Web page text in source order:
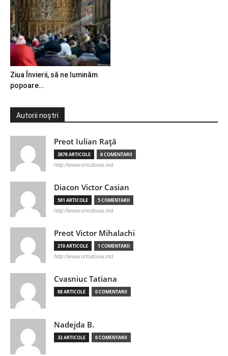
Ziua Învierii, să ne luminăm
popoare…
Autorii noștri
Preot Iulian Raţă
3878 ARTICOLE 6 COMENTARII
http://www.ortodoxia.md
Diacon Victor Casian
581 ARTICOLE 5 COMENTARII
http://www.ortodoxia.md
Preot Victor Mihalachi
210 ARTICOLE 1 COMENTARII
http://www.ortodoxia.md
Cvasniuc Tatiana
88 ARTICOLE 0 COMENTARII
Nadejda B.
32 ARTICOLE 0 COMENTARII